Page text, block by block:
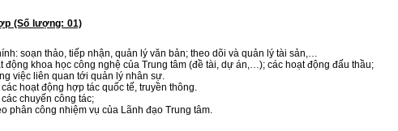
(Số lượng: 01)
soạn thảo, tiếp nhận, quản lý văn bản; theo dõi và quản lý tài sản,…
động khoa học công nghệ của Trung tâm (đề tài, dự án,…); các hoạt động đấu thầu;
việc liên quan tới quản lý nhân sự.
hoạt động hợp tác quốc tế, truyền thông.
chuyến công tác;
phân công nhiệm vụ của Lãnh đạo Trung tâm.